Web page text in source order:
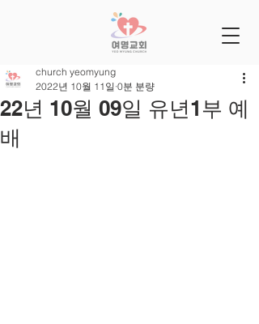
22년 10월 09일 유년1부 예
배
church yeomyung
2022년 10월 11일 0분 분량